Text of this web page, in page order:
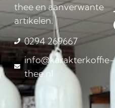
thee en aanverwante
artikelen.
0294 269667
info@karakterkoffie-
thee.nl